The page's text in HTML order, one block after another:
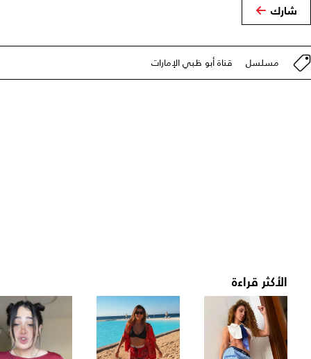
شارك
مسلسل قناة أبو ظبي الإمارات
الأكثر قراءة